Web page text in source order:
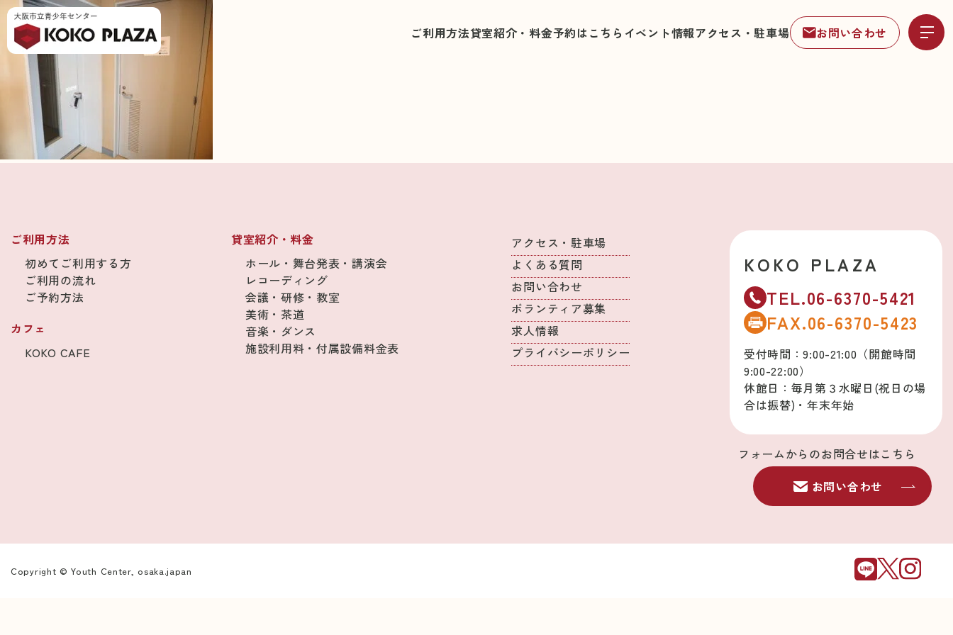
ご利用方法貸室紹介・料金予約はこちら イベント情報アクセス・駐車場 お問い合わせ
ご利用方法
初めてご利用する方
ご利用の流れ
ご予約方法
カフェ
KOKO CAFE
貸室紹介・料金
ホール・舞台発表・講演会
レコーディング
会議・研修・教室
美術・茶道
音楽・ダンス
施設利用料・付属設備料金表
アクセス・駐車場
よくある質問
お問い合わせ
ボランティア募集
求人情報
プライバシーポリシー
KOKO PLAZA
TEL.06-6370-5421
FAX.06-6370-5423
受付時間：9:00-21:00（開館時間
9:00-22:00）
休館日：毎月第３水曜日(祝日の場
合は振替)・年末年始
フォームからのお問合せはこちら
お問い合わせ
Copyright © Youth Center, osaka.japan